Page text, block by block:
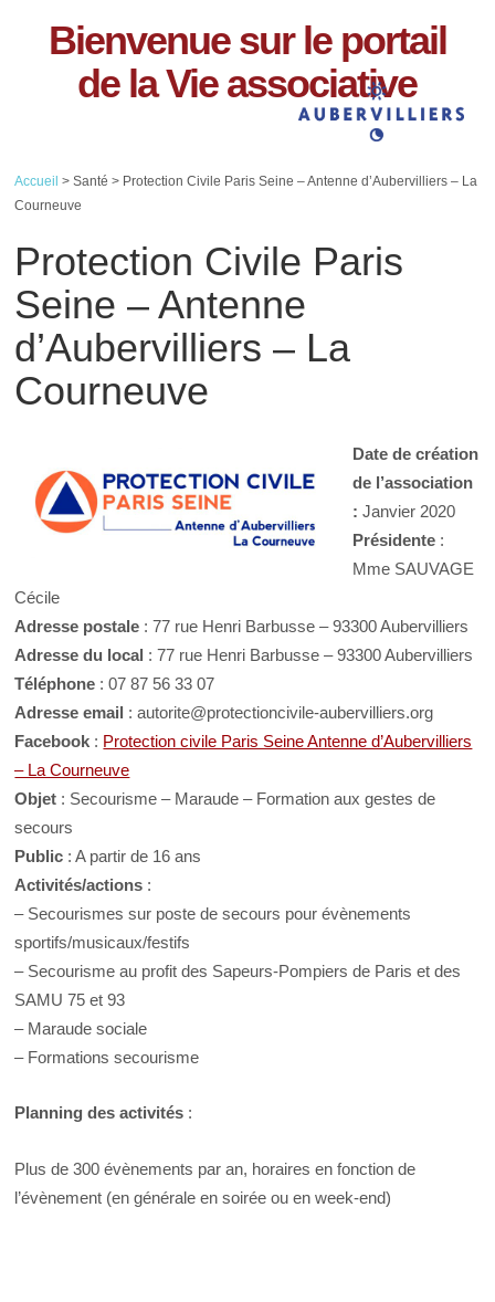
Bienvenue sur le portail
de la Vie associative
Accueil > Santé > Protection Civile Paris Seine – Antenne d’Aubervilliers – La
Courneuve
Protection Civile Paris
Seine – Antenne
d’Aubervilliers – La
Courneuve
Date de création
de l’association
:Janvier 2020
Présidente :
Mme SAUVAGE
Cécile
Adresse postale : 77 rue Henri Barbusse – 93300 Aubervilliers
Adresse du local : 77 rue Henri Barbusse – 93300 Aubervilliers
Téléphone : 07 87 56 33 07
Adresse email : autorite@protectioncivile-aubervilliers.org
Facebook : Protection civile Paris Seine Antenne d’Aubervilliers
– La Courneuve
Objet : Secourisme – Maraude – Formation aux gestes de
secours
Public : A partir de 16 ans
Activités/actions :
– Secourismes sur poste de secours pour évènements
sportifs/musicaux/festifs
– Secourisme au profit des Sapeurs-Pompiers de Paris et des
SAMU 75 et 93
– Maraude sociale
– Formations secourisme
Planning des activités :
Plus de 300 évènements par an, horaires en fonction de
l’évènement (en générale en soirée ou en week-end)